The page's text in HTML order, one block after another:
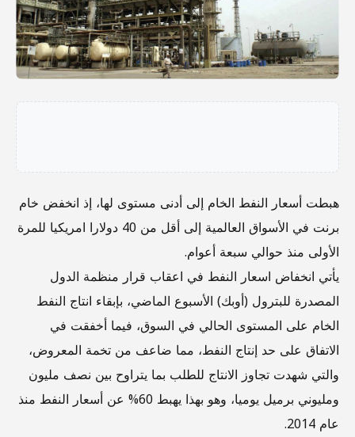
هبطت أسعار النفط الخام إلى أدنى مستوى لها، إذ انخفض خام
برنت في الأسواق العالمية إلى أقل من 40 دولارا امريكيا للمرة
الأولى منذ حوالي سبعة أعوام.
يأتي انخفاض اسعار النفط في اعقاب قرار منظمة الدول
المصدرة للبترول (أوبك) الأسبوع الماضي، بإبقاء انتاج النفط
الخام على المستوى الحالي في السوق، فيما أخفقت في
الاتفاق على حد إنتاج النفط، مما ضاعف من تخمة المعروض،
والتي شهدت تجاوز الانتاج للطلب بما يتراوح بين نصف مليون
ومليوني برميل يوميا، وهو بهذا يهبط 60% عن أسعار النفط منذ
عام 2014.